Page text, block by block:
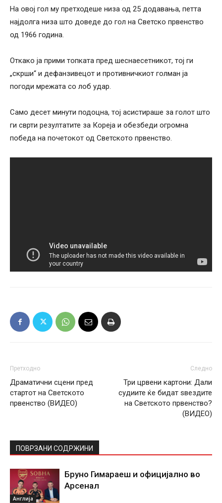
На овој гол му претходеше низа од 25 додавања, петта
најдолга низа што доведе до гол на Светско првенство
од 1966 година.
Откако ја прими топката пред шеснаесетникот, тој ги
„скрши“ и дефанзивецот и противничкиот голман ја
погоди мрежата со лоб удар.
Само десет минути подоцна, тој асистираше за голот што
ги сврти резултатите за Кореја и обезбеди огромна
победа на почетокот од Светското првенство.
Претходно
Драматични сцени пред
стартот на Светското
првенство (ВИДЕО)
Следно
Три црвени картони: Дали
судиите ќе бидат ѕвездите
на Светското првенство?
(ВИДЕО)
ПОВРЗАНИ СОДРЖИНИ
Англија
Бруно Гимараеш и официјално во
Арсенал